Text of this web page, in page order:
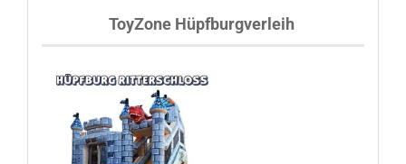
ToyZone Hüpfburgverleih